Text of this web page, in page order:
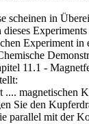
scheinen in
Experiment in
11.1 -
.... magnetischen
Sie den
parallel mit der